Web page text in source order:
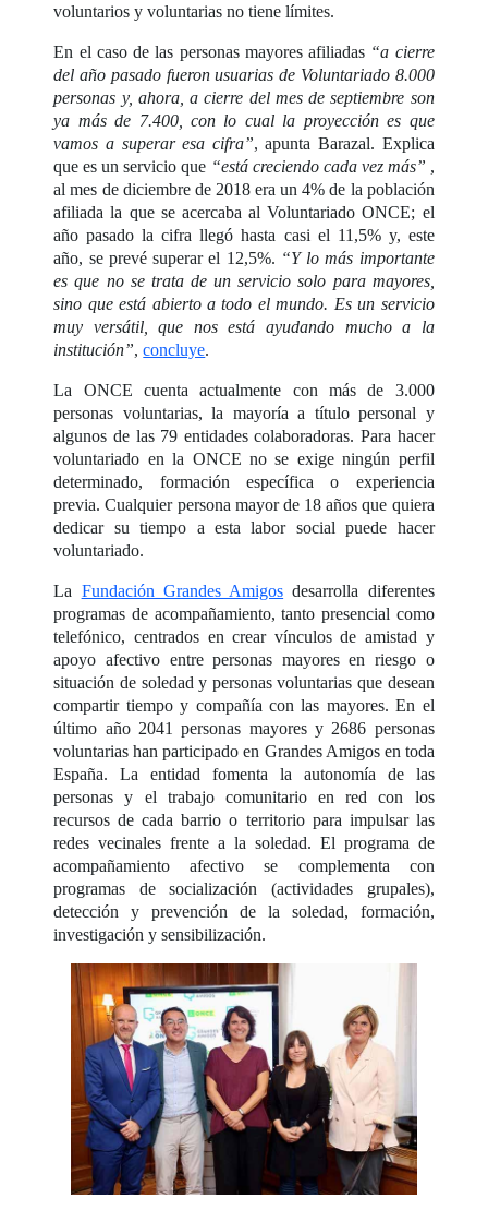
voluntarios y voluntarias no tiene límites.
En el caso de las personas mayores afiliadas “a cierre
del año pasado fueron usuarias de Voluntariado 8.000
personas y, ahora, a cierre del mes de septiembre son
ya más de 7.400, con lo cual la proyección es que
vamos a superar esa cifra”, apunta Barazal. Explica
que es un servicio que “está creciendo cada vez más” ,
al mes de diciembre de 2018 era un 4% de la población
afiliada la que se acercaba al Voluntariado ONCE; el
año pasado la cifra llegó hasta casi el 11,5% y, este
año, se prevé superar el 12,5%. “Y lo más importante
es que no se trata de un servicio solo para mayores,
sino que está abierto a todo el mundo. Es un servicio
muy versátil, que nos está ayudando mucho a la
institución”,concluye.
La ONCE cuenta actualmente con más de 3.000
personas voluntarias, la mayoría a título personal y
algunos de las 79 entidades colaboradoras. Para hacer
voluntariado en la ONCE no se exige ningún perfil
determinado, formación específica o experiencia
previa. Cualquier persona mayor de 18 años que quiera
dedicar su tiempo a esta labor social puede hacer
voluntariado.
La Fundación Grandes Amigos desarrolla diferentes
programas de acompañamiento, tanto presencial como
telefónico, centrados en crear vínculos de amistad y
apoyo afectivo entre personas mayores en riesgo o
situación de soledad y personas voluntarias que desean
compartir tiempo y compañía con las mayores. En el
último año 2041 personas mayores y 2686 personas
voluntarias han participado en Grandes Amigos en toda
España. La entidad fomenta la autonomía de las
personas y el trabajo comunitario en red con los
recursos de cada barrio o territorio para impulsar las
redes vecinales frente a la soledad. El programa de
acompañamiento afectivo se complementa con
programas de socialización (actividades grupales),
detección y prevención de la soledad, formación,
investigación y sensibilización.